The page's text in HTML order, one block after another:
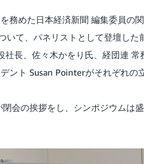
務めた日本経済新聞 編集委員の
いて、パネリストとして登壇した
長、佐々木かをり氏、経団連 常
ント Susan Pointerがそれぞれの
会の挨拶をし、シンポジウムは